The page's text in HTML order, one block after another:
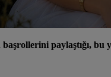
paylaştığı, bu